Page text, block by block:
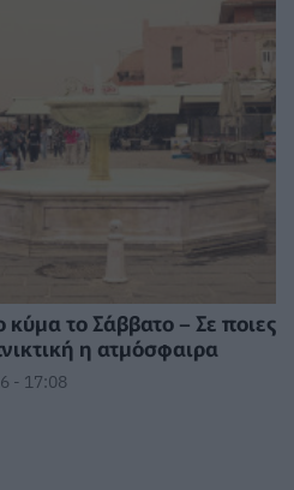
το Σάββατο – Σε ποιες
η ατμόσφαιρα
- 17:08